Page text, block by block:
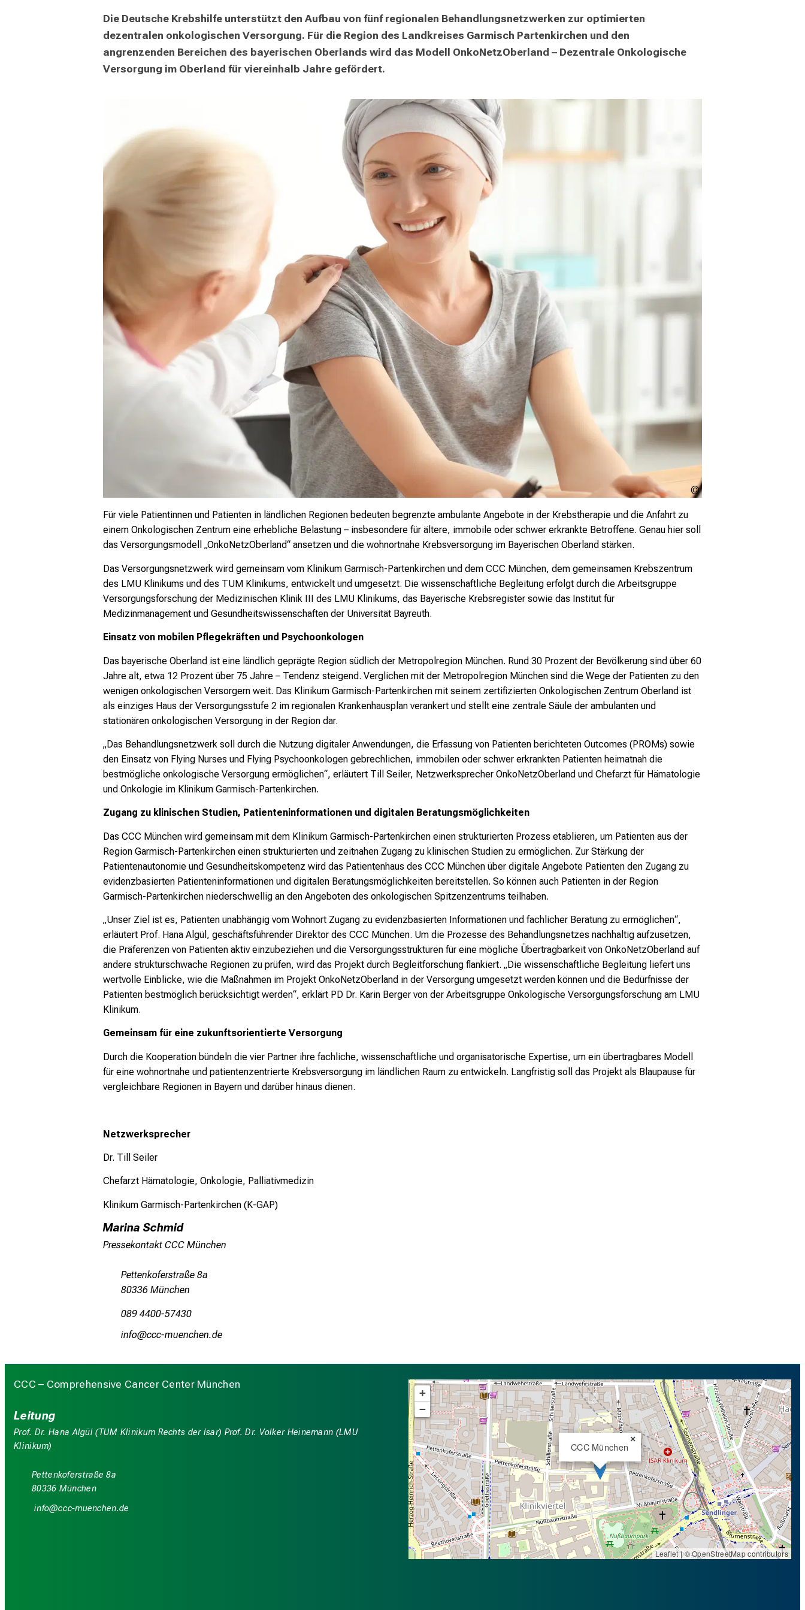
Die Deutsche Krebshilfe unterstützt den Aufbau von fünf regionalen Behandlungsnetzwerken zur optimierten
dezentralen onkologischen Versorgung. Für die Region des Landkreises Garmisch Partenkirchen und den
angrenzenden Bereichen des bayerischen Oberlands wird das Modell OnkoNetzOberland – Dezentrale Onkologische
Versorgung im Oberland für viereinhalb Jahre gefördert.
Für viele Patientinnen und Patienten in ländlichen Regionen bedeuten begrenzte ambulante Angebote in der Krebstherapie und die Anfahrt zu
einem Onkologischen Zentrum eine erhebliche Belastung – insbesondere für ältere, immobile oder schwer erkrankte Betroffene. Genau hier soll
das Versorgungsmodell „OnkoNetzOberland“ ansetzen und die wohnortnahe Krebsversorgung im Bayerischen Oberland stärken.
Das Versorgungsnetzwerk wird gemeinsam vom Klinikum Garmisch-Partenkirchen und dem CCC München, dem gemeinsamen Krebszentrum
des LMU Klinikums und des TUM Klinikums, entwickelt und umgesetzt. Die wissenschaftliche Begleitung erfolgt durch die Arbeitsgruppe
Versorgungsforschung der Medizinischen Klinik III des LMU Klinikums, das Bayerische Krebsregister sowie das Institut für
Medizinmanagement und Gesundheitswissenschaften der Universität Bayreuth.
Einsatz von mobilen Pflegekräften und Psychoonkologen
Das bayerische Oberland ist eine ländlich geprägte Region südlich der Metropolregion München. Rund 30 Prozent der Bevölkerung sind über 60
Jahre alt, etwa 12 Prozent über 75 Jahre – Tendenz steigend. Verglichen mit der Metropolregion München sind die Wege der Patienten zu den
wenigen onkologischen Versorgern weit. Das Klinikum Garmisch-Partenkirchen mit seinem zertifizierten Onkologischen Zentrum Oberland ist
als einziges Haus der Versorgungsstufe 2 im regionalen Krankenhausplan verankert und stellt eine zentrale Säule der ambulanten und
stationären onkologischen Versorgung in der Region dar.
„Das Behandlungsnetzwerk soll durch die Nutzung digitaler Anwendungen, die Erfassung von Patienten berichteten Outcomes (PROMs) sowie
den Einsatz von Flying Nurses und Flying Psychoonkologen gebrechlichen, immobilen oder schwer erkrankten Patienten heimatnah die
bestmögliche onkologische Versorgung ermöglichen“, erläutert Till Seiler, Netzwerksprecher OnkoNetzOberland und Chefarzt für Hämatologie
und Onkologie im Klinikum Garmisch-Partenkirchen.
Zugang zu klinischen Studien, Patienteninformationen und digitalen Beratungsmöglichkeiten
Das CCC München wird gemeinsam mit dem Klinikum Garmisch-Partenkirchen einen strukturierten Prozess etablieren, um Patienten aus der
Region Garmisch-Partenkirchen einen strukturierten und zeitnahen Zugang zu klinischen Studien zu ermöglichen. Zur Stärkung der
Patientenautonomie und Gesundheitskompetenz wird das Patientenhaus des CCC München über digitale Angebote Patienten den Zugang zu
evidenzbasierten Patienteninformationen und digitalen Beratungsmöglichkeiten bereitstellen. So können auch Patienten in der Region
Garmisch-Partenkirchen niederschwellig an den Angeboten des onkologischen Spitzenzentrums teilhaben.
„Unser Ziel ist es, Patienten unabhängig vom Wohnort Zugang zu evidenzbasierten Informationen und fachlicher Beratung zu ermöglichen“,
erläutert Prof. Hana Algül, geschäftsführender Direktor des CCC München. Um die Prozesse des Behandlungsnetzes nachhaltig aufzusetzen,
die Präferenzen von Patienten aktiv einzubeziehen und die Versorgungsstrukturen für eine mögliche Übertragbarkeit von OnkoNetzOberland auf
andere strukturschwache Regionen zu prüfen, wird das Projekt durch Begleitforschung flankiert. „Die wissenschaftliche Begleitung liefert uns
wertvolle Einblicke, wie die Maßnahmen im Projekt OnkoNetzOberland in der Versorgung umgesetzt werden können und die Bedürfnisse der
Patienten bestmöglich berücksichtigt werden“, erklärt PD Dr. Karin Berger von der Arbeitsgruppe Onkologische Versorgungsforschung am LMU
Klinikum.
Gemeinsam für eine zukunftsorientierte Versorgung
Durch die Kooperation bündeln die vier Partner ihre fachliche, wissenschaftliche und organisatorische Expertise, um ein übertragbares Modell
für eine wohnortnahe und patientenzentrierte Krebsversorgung im ländlichen Raum zu entwickeln. Langfristig soll das Projekt als Blaupause für
vergleichbare Regionen in Bayern und darüber hinaus dienen.
Netzwerksprecher
Dr. Till Seiler
Chefarzt Hämatologie, Onkologie, Palliativmedizin
Klinikum Garmisch-Partenkirchen (K-GAP)
Marina Schmid
Pressekontakt CCC München
Pettenkoferstraße 8a
80336 München
089 4400-57430
luwü
yyy_vfiuyziu,smi
CCC – Comprehensive Cancer Center München
Leitung
Prof. Dr. Hana Algül (TUM Klinikum Rechts der Isar) Prof. Dr. Volker Heinemann (LMU
Klinikum)
Pettenkoferstraße 8a
80336 München
luwü
yDy;y_vfiuyziu-mi
CCC München
×
+
−
Leaflet| ©OpenStreetMapcontributors